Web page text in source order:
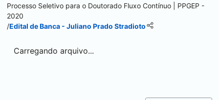
Processo Seletivo para o Doutorado Fluxo Contínuo | PPGEP -
2020
/Edital de Banca - Juliano Prado Stradioto
Carregando arquivo...